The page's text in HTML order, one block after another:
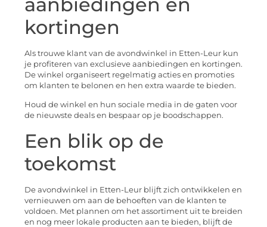
kortingen
Als trouwe klant van de avondwinkel in Etten-Leur kun
je profiteren van exclusieve aanbiedingen en kortingen.
De winkel organiseert regelmatig acties en promoties
om klanten te belonen en hen extra waarde te bieden.
Houd de winkel en hun sociale media in de gaten voor
de nieuwste deals en bespaar op je boodschappen.
Een blik op de
toekomst
De avondwinkel in Etten-Leur blijft zich ontwikkelen en
vernieuwen om aan de behoeften van de klanten te
voldoen. Met plannen om het assortiment uit te breiden
en nog meer lokale producten aan te bieden, blijft de